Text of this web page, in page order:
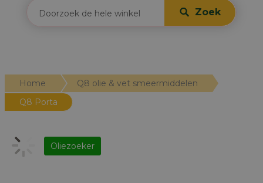
Zoek
Home
Q8 olie & vet smeermiddelen
Q8 Porta
Oliezoeker